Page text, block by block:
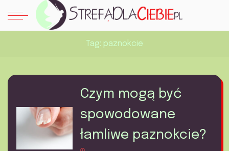
Tag: paznokcie
Czym mogą być
spowodowane
łamliwe paznokcie?